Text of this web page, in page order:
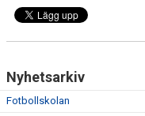
Nyhetsarkiv
Fotbollskolan